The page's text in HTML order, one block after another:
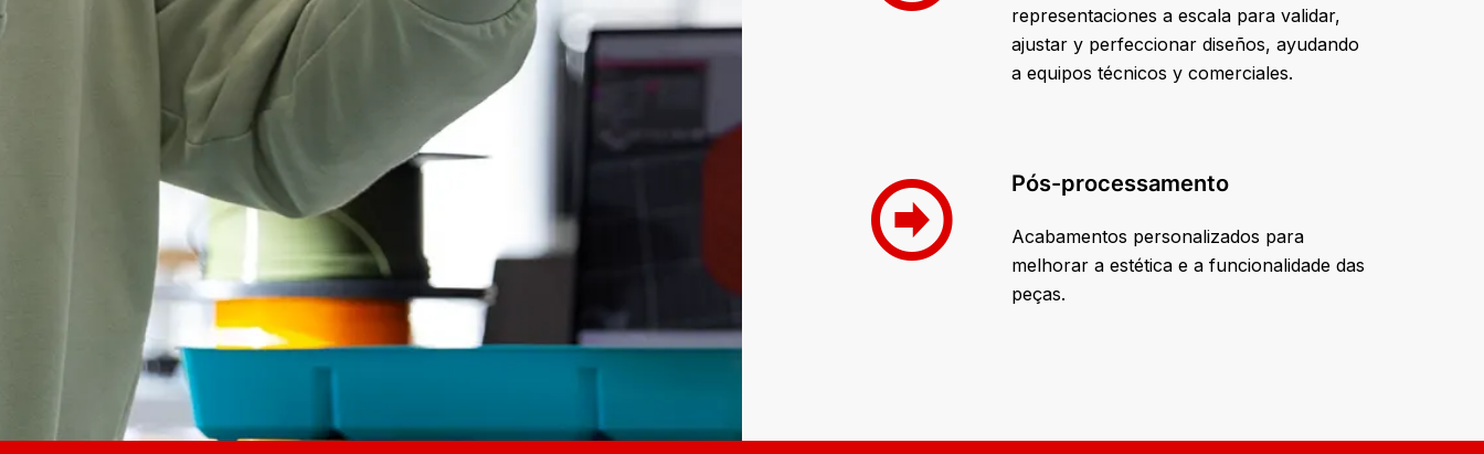
representaciones a escala para validar,
ajustar y perfeccionar diseños, ayudando
a equipos técnicos y comerciales.
Pós-processamento
Acabamentos personalizados para
melhorar a estética e a funcionalidade das
peças.